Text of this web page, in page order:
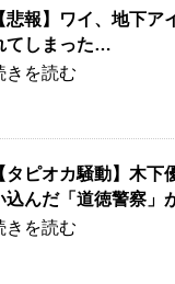
悲報】ワイ、地下ア
てしまった…
きを読む
タピオカ騒動】木下
込んだ「道徳警察」
きを読む